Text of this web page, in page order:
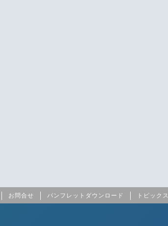
お問合せ パンフレットダウンロード トピックス